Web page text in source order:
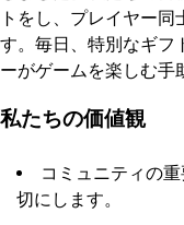
トをし、プレイヤー
す。毎日、特別なギフ
ーがゲームを楽しむ手
私たちの価値観
コミュニティの
切にします。